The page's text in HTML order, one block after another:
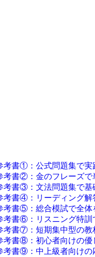
考書①：公式問題集で実
考書②：金のフレーズで
考書③：文法問題集で基
考書④：リーディング解
考書⑤：総合模試で全体
考書⑥：リスニング特訓
考書⑦：短期集中型の教
考書⑧：初心者向けの優
考書⑨：中上級者向けの